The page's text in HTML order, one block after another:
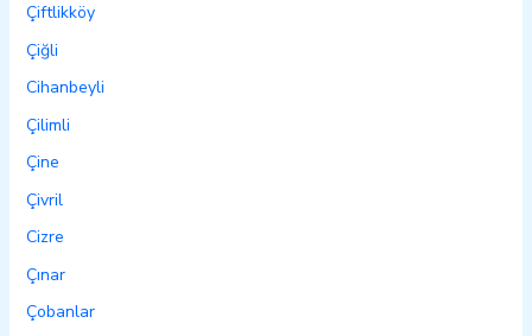
Çiftlikköy
Çiğli
Cihanbeyli
Çilimli
Çine
Çivril
Cizre
Çınar
Çobanlar